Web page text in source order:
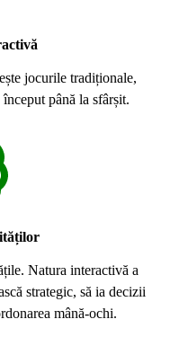
jocurile tradiționale,
până la sfârșit.
Natura interactivă a
strategic, să ia decizii
mână-ochi.